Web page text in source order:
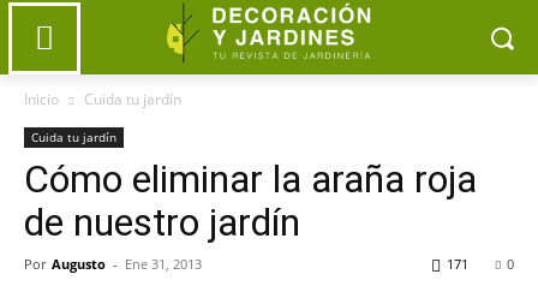
Inicio Cuida tu jardín
Cuida tu jardín
Cómo eliminar la araña roja
de nuestro jardín
Por Augusto - Ene 31, 2013 0
171